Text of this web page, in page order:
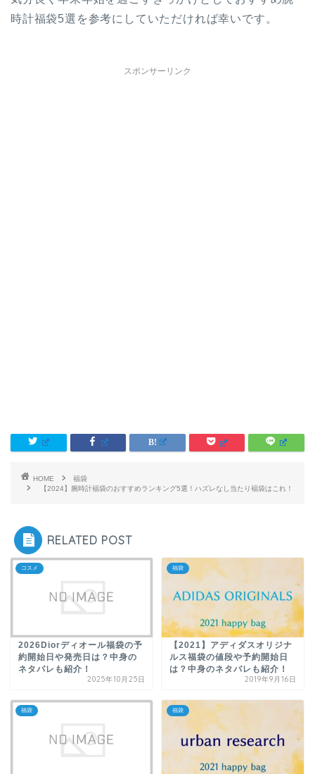
時計福袋5選を参考にしていただければ幸いです。
スポンサーリンク
HOME
福袋
【2024】腕時計福袋のおすすめランキング5選！ハズレなし当たり福袋はこれ！
RELATED POST
コスメ
2026Diorディオール福袋の予
約開始日や発売日は？中身の
ネタバレも紹介！
2025年10月25日
福袋
【2021】アディダスオリジナ
ルス福袋の値段や予約開始日
は？中身のネタバレも紹介！
2019年9月16日
福袋 福袋